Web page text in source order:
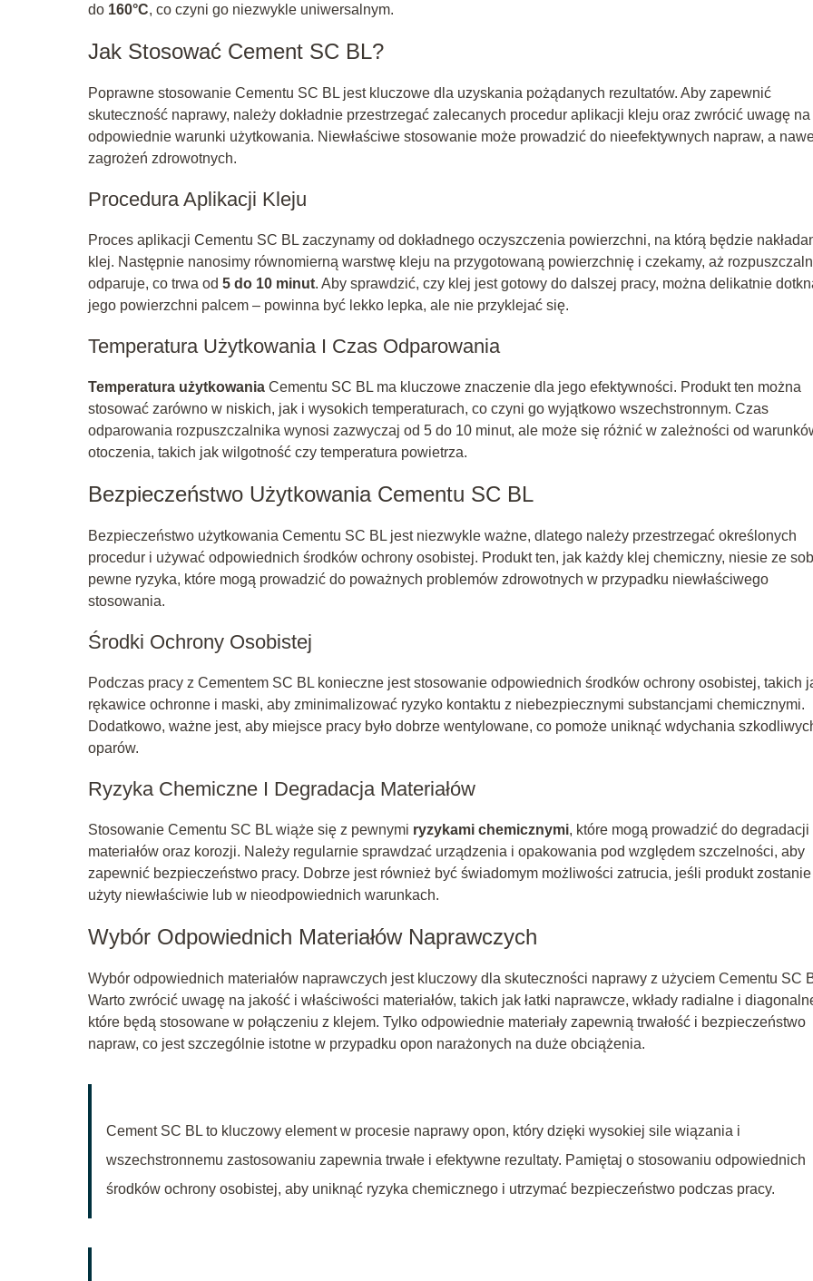
do 160°C, co czyni go niezwykle uniwersalnym.
Jak Stosować Cement SC BL?
Poprawne stosowanie Cementu SC BL jest kluczowe dla uzyskania pożądanych rezultatów. Aby zapewnić
skuteczność naprawy, należy dokładnie przestrzegać zalecanych procedur aplikacji kleju oraz zwrócić uwagę na
odpowiednie warunki użytkowania. Niewłaściwe stosowanie może prowadzić do nieefektywnych napraw, a
zagrożeń zdrowotnych.
Procedura Aplikacji Kleju
Proces aplikacji Cementu SC BL zaczynamy od dokładnego oczyszczenia powierzchni, na którą będzie
klej. Następnie nanosimy równomierną warstwę kleju na przygotowaną powierzchnię i czekamy, aż
odparuje, co trwa od 5 do 10 minut. Aby sprawdzić, czy klej jest gotowy do dalszej pracy, można delikatnie
jego powierzchni palcem – powinna być lekko lepka, ale nie przyklejać się.
Temperatura Użytkowania I Czas Odparowania
Temperatura użytkowania Cementu SC BL ma kluczowe znaczenie dla jego efektywności. Produkt ten można
stosować zarówno w niskich, jak i wysokich temperaturach, co czyni go wyjątkowo wszechstronnym. Czas
odparowania rozpuszczalnika wynosi zazwyczaj od 5 do 10 minut, ale może się różnić w zależności od
otoczenia, takich jak wilgotność czy temperatura powietrza.
Bezpieczeństwo Użytkowania Cementu SC BL
Bezpieczeństwo użytkowania Cementu SC BL jest niezwykle ważne, dlatego należy przestrzegać określonych
procedur i używać odpowiednich środków ochrony osobistej. Produkt ten, jak każdy klej chemiczny, niesie ze
pewne ryzyka, które mogą prowadzić do poważnych problemów zdrowotnych w przypadku niewłaściwego
stosowania.
Środki Ochrony Osobistej
Podczas pracy z Cementem SC BL konieczne jest stosowanie odpowiednich środków ochrony osobistej, takich
rękawice ochronne i maski, aby zminimalizować ryzyko kontaktu z niebezpiecznymi substancjami chemicznymi.
Dodatkowo, ważne jest, aby miejsce pracy było dobrze wentylowane, co pomoże uniknąć wdychania
oparów.
Ryzyka Chemiczne I Degradacja Materiałów
Stosowanie Cementu SC BL wiąże się z pewnymi ryzykami chemicznymi, które mogą prowadzić do degradacji
materiałów oraz korozji. Należy regularnie sprawdzać urządzenia i opakowania pod względem szczelności, aby
zapewnić bezpieczeństwo pracy. Dobrze jest również być świadomym możliwości zatrucia, jeśli produkt zostanie
użyty niewłaściwie lub w nieodpowiednich warunkach.
Wybór Odpowiednich Materiałów Naprawczych
Wybór odpowiednich materiałów naprawczych jest kluczowy dla skuteczności naprawy z użyciem Cementu SC
Warto zwrócić uwagę na jakość i właściwości materiałów, takich jak łatki naprawcze, wkłady radialne i
które będą stosowane w połączeniu z klejem. Tylko odpowiednie materiały zapewnią trwałość i bezpieczeństwo
napraw, co jest szczególnie istotne w przypadku opon narażonych na duże obciążenia.
Cement SC BL to kluczowy element w procesie naprawy opon, który dzięki wysokiej sile wiązania i
wszechstronnemu zastosowaniu zapewnia trwałe i efektywne rezultaty. Pamiętaj o stosowaniu odpowiednich
środków ochrony osobistej, aby uniknąć ryzyka chemicznego i utrzymać bezpieczeństwo podczas pracy.